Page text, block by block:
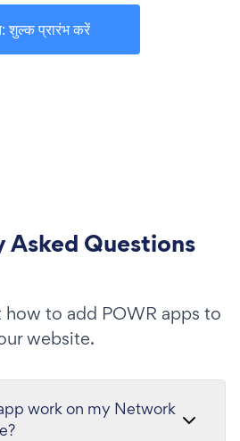
शुल्क प्रारंभ करें
Asked Questions
how to add POWR apps to
website.
work on my Network